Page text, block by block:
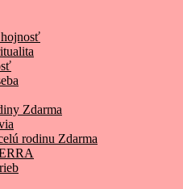
hojnosť
Zdarma
rodinu Zdarma